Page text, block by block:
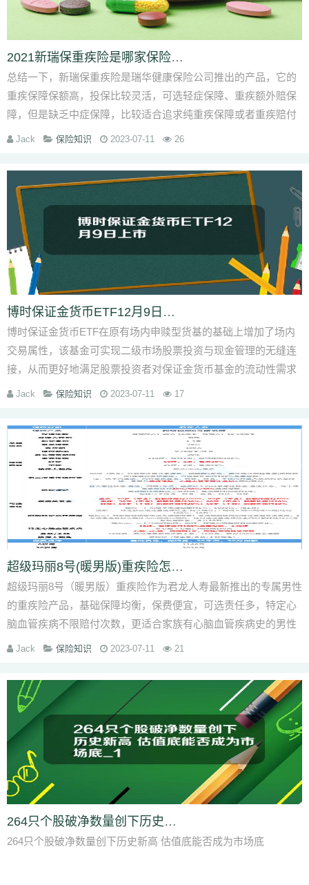
2021新瑞保重疾险是哪家保险公司的-靠谱吗-适合谁买-_1
总结一下，新瑞保重疾险是瑞华健康保险公司推出的产品，它的
重疾保障保额高，投保比较灵活，可选轻症保障、重疾额外赔保
障，但是缺乏中症保障，比较适合追求纯重疾保障或者重疾赔付
高的人
Jack 保险知识 2023-07-11 26
博时保证金货币ETF12月9日上市
博时保证金货币ETF在原有场内申赎型货基的基础上增加了场内
交易属性，该基金可实现二级市场股票投资与现金管理的无缝连
接，从而更好地满足股票投资者对保证金货币基金的流动性需求
Jack 保险知识 2023-07-11 17
超级玛丽8号(暖男版)重疾险怎么样？怎么买？男性投保要多少钱？
超级玛丽8号（暖男版）重疾险作为君龙人寿最新推出的专属男性
的重疾险产品，基础保障均衡，保费便宜，可选责任多，特定心
脑血管疾病不限赔付次数，更适合家族有心脑血管疾病史的男性
投保
Jack 保险知识 2023-07-11 21
264只个股破净数量创下历史新高 估值底能否成为市场底_1
264只个股破净数量创下历史新高 估值底能否成为市场底